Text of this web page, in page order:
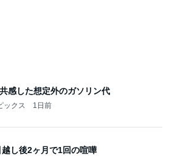
感した想定外のガソリン代
ックス 1日前
越し後2ヶ月で1回の喧嘩